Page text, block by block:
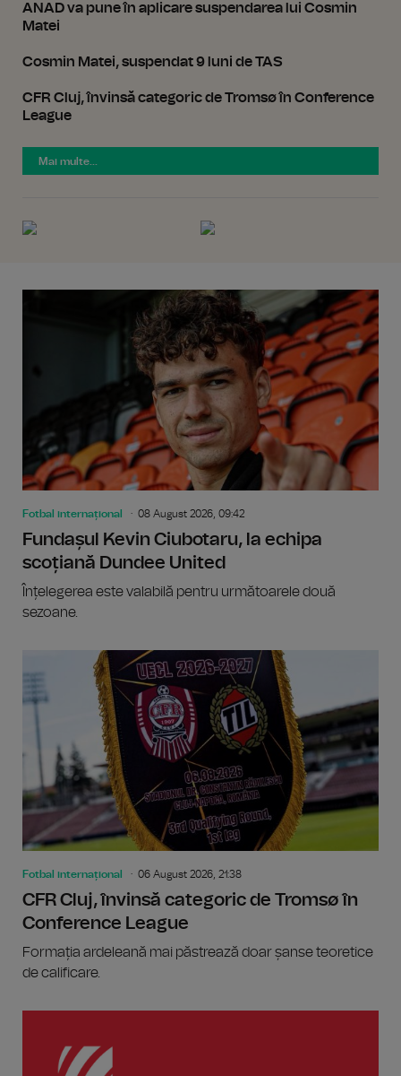
ANAD va pune în aplicare suspendarea lui Cosmin
Matei
Cosmin Matei, suspendat 9 luni de TAS
CFR Cluj, învinsă categoric de Tromsø în Conference
League
Mai multe...
Fotbal internațional 08 August 2026, 09:42
Fundașul Kevin Ciubotaru, la echipa
scoțiană Dundee United
Înțelegerea este valabilă pentru următoarele două
sezoane.
Fotbal internațional 06 August 2026, 21:38
CFR Cluj, învinsă categoric de Tromsø în
Conference League
Formația ardeleană mai păstrează doar șanse teoretice
de calificare.